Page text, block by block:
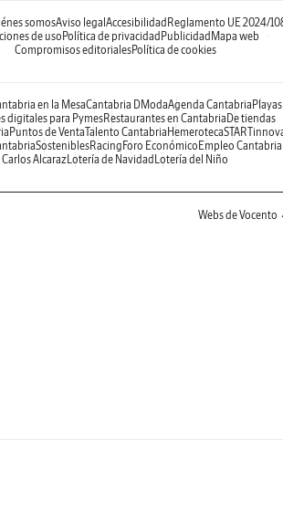
somosAviso legal Accesibilidad Reglamento UE 2024/
de usoPolítica de privacidad Publicidad Mapa web
Compromisos editorialesPolítica de cookies
en la MesaCantabria DModaAgenda Cantabria Playas
digitales para PymesRestaurantes en Cantabria De tiendas
Puntos de VentaTalento Cantabria Hemeroteca
SosteniblesRacing Foro Económico Empleo Cantabria
Carlos AlcarazLotería de Navidad Lotería del Niño
Webs de Vocento